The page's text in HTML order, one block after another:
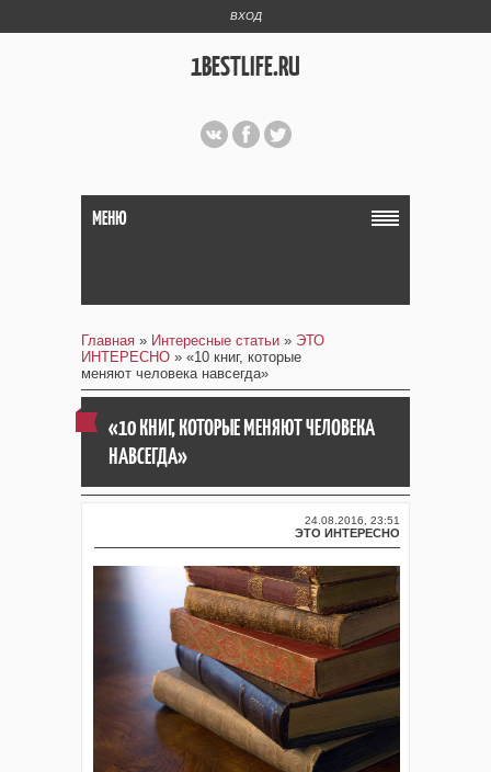
ВХОД
1BESTLIFE.RU
МЕНЮ
Главная » Интересные статьи » ЭТО
ИНТЕРЕСНО » «10 книг, которые
меняют человека навсегда»
«10 КНИГ, КОТОРЫЕ МЕНЯЮТ ЧЕЛОВЕКА
НАВСЕГДА»
24.08.2016, 23:51
ЭТО ИНТЕРЕСНО